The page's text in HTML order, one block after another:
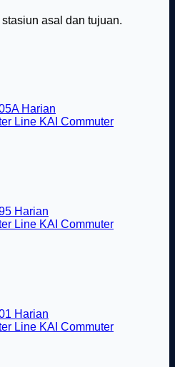
asal dan tujuan.
Harian
Line KAI Commuter
Harian
Line KAI Commuter
Harian
Line KAI Commuter